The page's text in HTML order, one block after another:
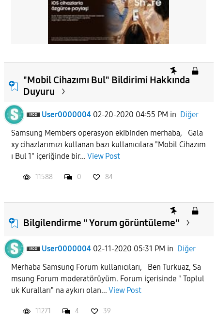
"Mobil Cihazımı Bul" Bildirimi Hakkında
Duyuru
User0000004 02-20-2020 04:55 PM in Diğer
Samsung Members operasyon ekibinden merhaba, Gala
xy cihazlarımızı kullanan bazı kullanıcılara "Mobil Cihazım
ı Bul 1" içeriğinde bir... View Post
11588 0 84
Bilgilendirme '' Yorum görüntüleme''
User0000004 02-11-2020 05:31 PM in Diğer
Merhaba Samsung Forum kullanıcıları, Ben Turkuaz, Sa
msung Forum moderatörüyüm. Forum içerisinde " Toplul
uk Kuralları" na aykırı olan... View Post
11271 4 39